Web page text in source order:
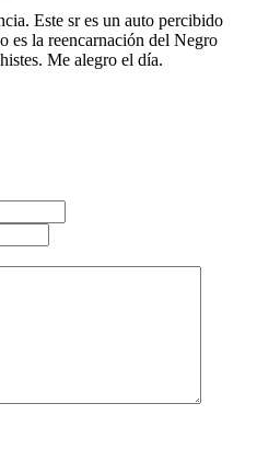
Este sr es un auto percibido
es la reencarnación del Negro
Me alegro el día.